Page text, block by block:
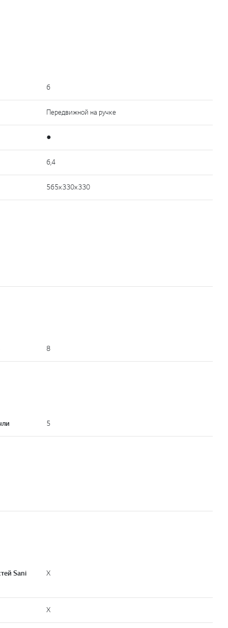
6
Передвижной на ручке
●
6,4
565x330x330
8
5
Sani
X
X